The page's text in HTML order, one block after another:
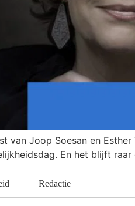
van Joop Soesan en
En het blijft
Redactie